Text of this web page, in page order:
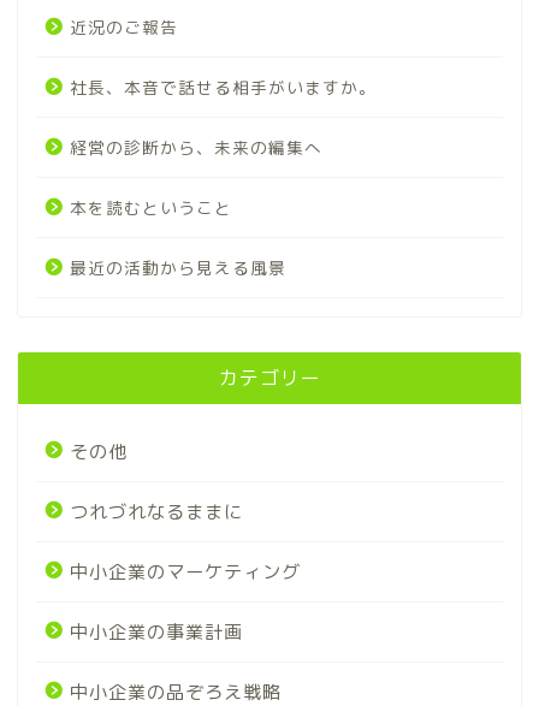
近況のご報告
社長、本音で話せる相手がいますか。
経営の診断から、未来の編集へ
本を読むということ
最近の活動から見える風景
カテゴリー
その他
つれづれなるままに
中小企業のマーケティング
中小企業の事業計画
中小企業の品ぞろえ戦略